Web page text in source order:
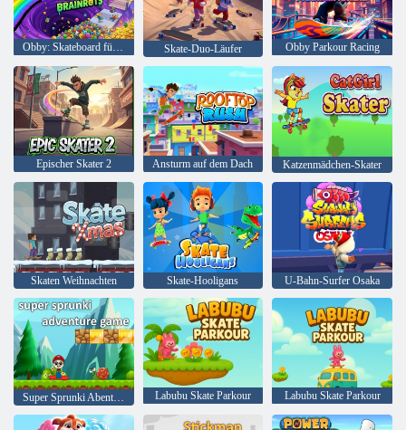
Obby: Skateboard für Brainrots Skate-Duo-Läufer Obby Parkour Racing
Epischer Skater 2 Ansturm auf dem Dach Katzenmädchen-Skater
Skaten Weihnachten Skate-Hooligans U-Bahn-Surfer Osaka
Labubu Skate Parkour Labubu Skate Parkour